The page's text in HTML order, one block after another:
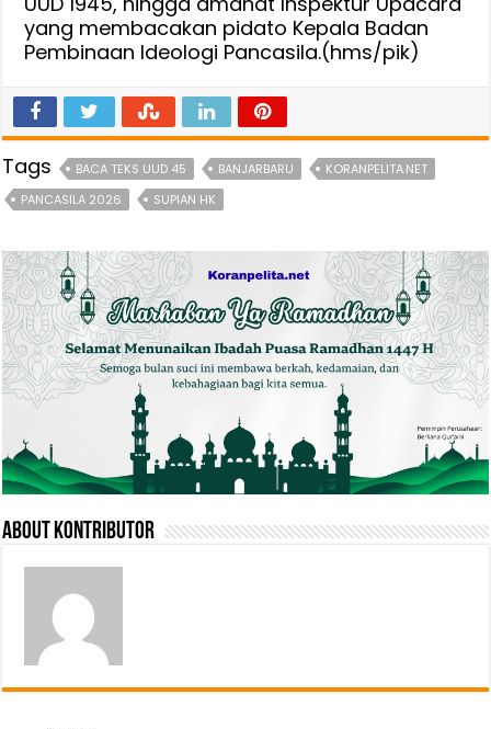
yang membacakan pidato Kepala Badan
Pembinaan Ideologi Pancasila.(hms/pik)
Tags BACA TEKS UUD 45 BANJARBARU
KORANPELITA.NET
PANCASILA 2026
SUPIAN HK
About Kontributor